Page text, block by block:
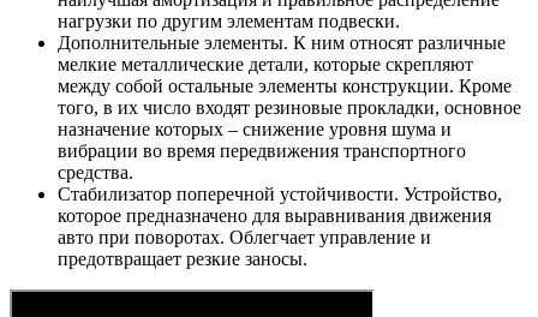
нагрузки по другим элементам подвески.
Дополнительные элементы. К ним относят различные
мелкие металлические детали, которые скрепляют
между собой остальные элементы конструкции. Кроме
того, в их число входят резиновые прокладки, основное
назначение которых – снижение уровня шума и
вибрации во время передвижения транспортного
средства.
Стабилизатор поперечной устойчивости. Устройство,
которое предназначено для выравнивания движения
авто при поворотах. Облегчает управление и
предотвращает резкие заносы.